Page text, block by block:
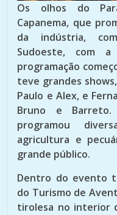
Os olhos do
Capanema, que
da indústria,
Sudoeste, com
programação
teve grandes
Paulo e Alex, e
Bruno e
programou
agricultura e
grande público.
Dentro do evento
do Turismo de
tirolesa no interior